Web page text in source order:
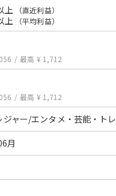
上 （直近利益）
上 （平均利益）
/ 最高 ¥ 1,712
/ 最高 ¥ 1,712
ジャー/エンタメ・芸能・ト
月